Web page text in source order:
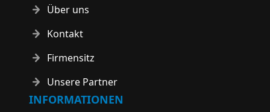
Über uns
Kontakt
Firmensitz
Unsere Partner
INFORMATIONEN